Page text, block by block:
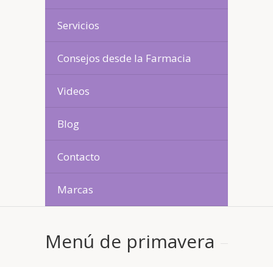
Servicios
Consejos desde la Farmacia
Videos
Blog
Contacto
Marcas
Menú de primavera